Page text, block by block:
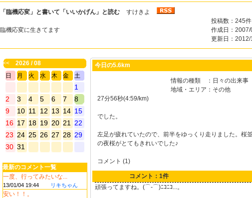
「臨機応変」と書いて「いいかげん」と読む すけきよ
臨機応変に生きてます
投稿数：245
作成日：
更新日：
<<
2026 / 08
日
月 火 水 木 金 土
1
2
3 4 5 6 7
8
9
10 11 12 13 14 15
16 17 18 19 20 21
22
23 24 25 26 27 28 29
30 31
最新のコメント一覧
一度、行ってみたいな...
13/01/04 19:44 リキちゃん
安い！！。
今日の5.6km
情報の種類 ： 日々の出来事
地域・エリア ： その他
27分56秒(4:59/km)
でした。
左足が疲れていたので、前半をゆっくり走りました。桜
の夜桜がとてもきれいでした♪
コメント (1)
コメント：1件
頑張ってますね。(⌒-⌒)ﾆｺﾆｺ...。